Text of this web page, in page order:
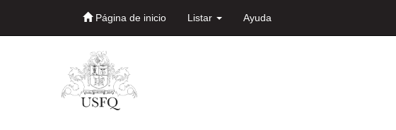
Página de inicio Listar Ayuda